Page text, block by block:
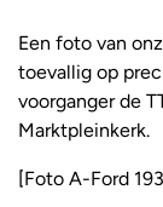
Een foto van
toevallig op
voorganger de
Marktpleinkerk.
[Foto A-Ford